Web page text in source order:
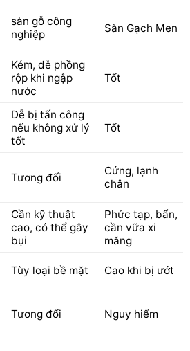
sàn gỗ công
nghiệp
Sàn Gạch Men
Kém, dễ phồng
rộp khi ngập
nước
Tốt
Dễ bị tấn công
nếu không xử lý
tốt
Tốt
Tương đối
Cứng, lạnh
chân
Cần kỹ thuật
cao, có thể gây
bụi
Phức tạp, bẩn,
cần vữa xi
măng
Tùy loại bề mặt Cao khi bị ướt
Tương đối Nguy hiểm